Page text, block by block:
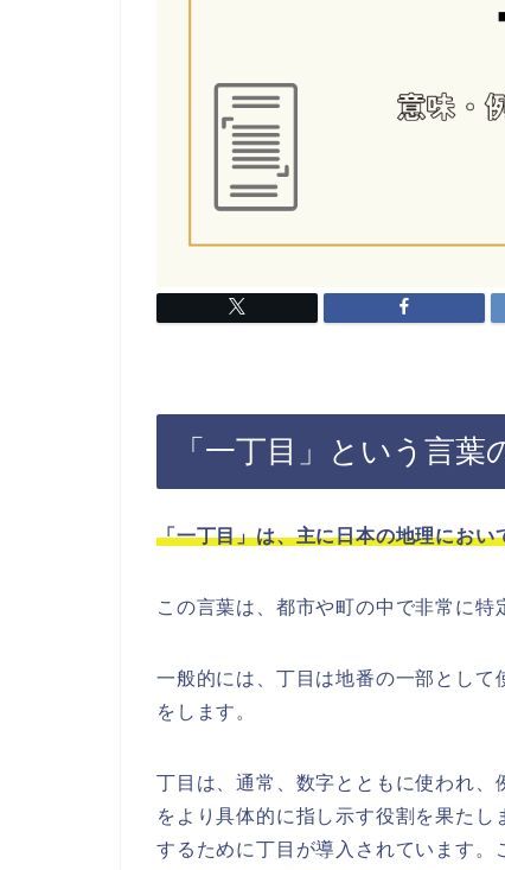
「一丁目」という言葉
「一丁目」は、主に日本の地理にお
この言葉は、都市や町の中で非常に特
一般的には、丁目は地番の一部とし
をします。
丁目は、通常、数字とともに使われ
をより具体的に指し示す役割を果た
するために丁目が導入されています